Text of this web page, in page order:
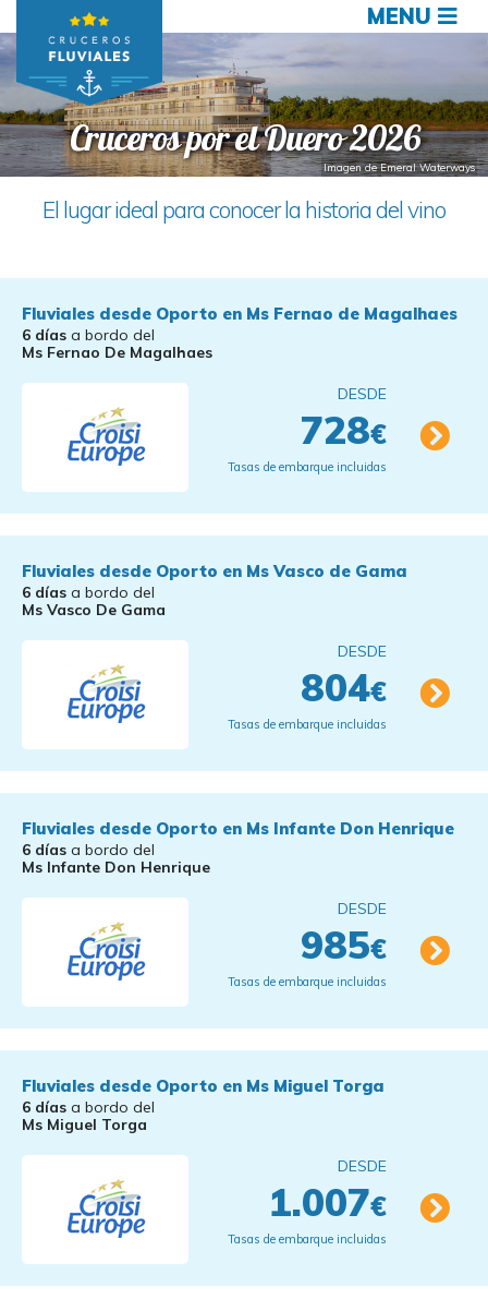
MENU
Cruceros por el Duero 2026
Imagen de Emeral Waterways
El lugar ideal para conocer la historia del vino
Fluviales desde Oporto en Ms Fernao de Magalhaes
6 días a bordo del
Ms Fernao De Magalhaes
DESDE
728€
Tasas de embarque incluidas
Fluviales desde Oporto en Ms Vasco de Gama
6 días a bordo del
Ms Vasco De Gama
DESDE
804€
Tasas de embarque incluidas
Fluviales desde Oporto en Ms Infante Don Henrique
6 días a bordo del
Ms Infante Don Henrique
DESDE
985€
Tasas de embarque incluidas
Fluviales desde Oporto en Ms Miguel Torga
6 días a bordo del
Ms Miguel Torga
DESDE
1.007€
Tasas de embarque incluidas